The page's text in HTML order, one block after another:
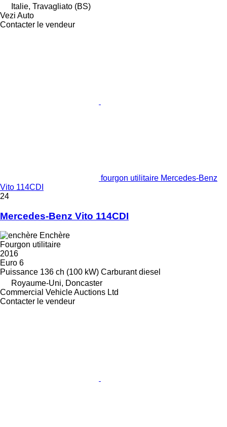
Italie, Travagliato (BS)
Vezi Auto
Contacter le vendeur
fourgon utilitaire Mercedes-Benz
Vito 114CDI
24
Mercedes-Benz Vito 114CDI
Enchère
Fourgon utilitaire
2016
Euro 6
Puissance 136 ch (100 kW) Carburant diesel
Royaume-Uni, Doncaster
Commercial Vehicle Auctions Ltd
Contacter le vendeur